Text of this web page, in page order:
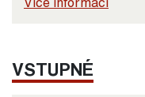
VSTUPNÉ